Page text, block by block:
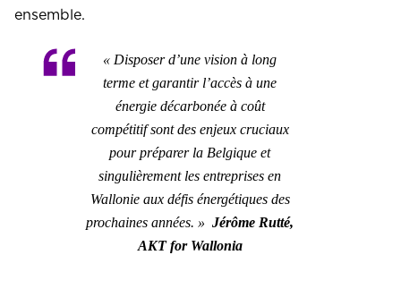
ensemble.
« Disposer d’une vision à long
terme et garantir l’accès à une
énergie décarbonée à coût
compétitif sont des enjeux cruciaux
pour préparer la Belgique et
singulièrement les entreprises en
Wallonie aux défis énergétiques des
prochaines années. » Jérôme Rutté,
AKT for Wallonia